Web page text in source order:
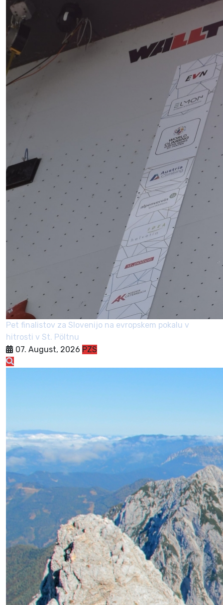
Pet finalistov za Slovenijo na evropskem pokalu v
hitrosti v St. Pöltnu
07. August, 2026 PZS